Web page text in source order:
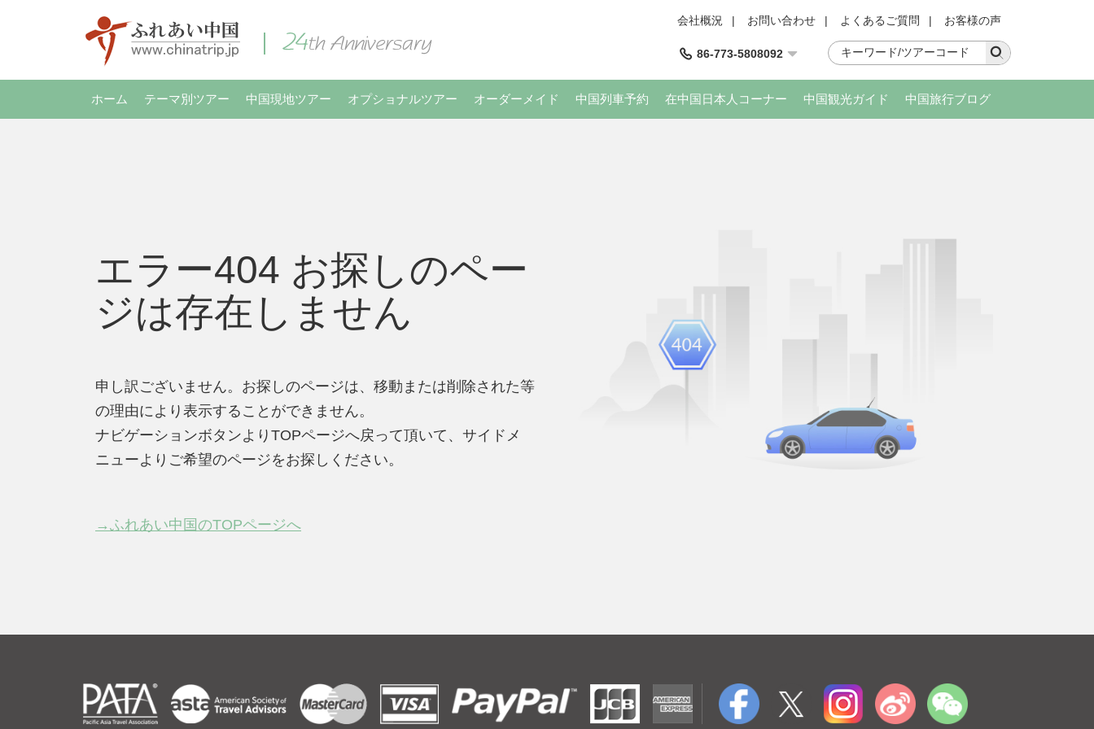
会社概況 | お問い合わせ | よくあるご質問 | お客様の声
86-773-5808092
ホーム テーマ別ツアー 中国現地ツアー オプショナルツアー オーダーメイド 中国列車予約 在中国日本人コーナー 中国観光ガイド 中国旅行ブログ
エラー404 お探しのペー
ジは存在しません
申し訳ございません。お探しのページは、移動または削除された等
の理由により表示することができません。
ナビゲーションボタンよりTOPページへ戻って頂いて、サイドメ
ニューよりご希望のページをお探しください。
→ふれあい中国のTOPページへ